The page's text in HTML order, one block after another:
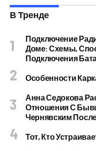
В Тренде
Подключение
Доме: Схемы,
Подключения
Особенности
Анна Седокова
Отношения С
Чернявским
Тот, Кто